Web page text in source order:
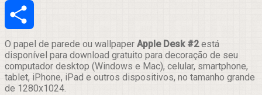
Email
Compartilhar
O papel de parede ou wallpaper Apple Desk #2está
disponível para download gratuito para decoração de seu
computador desktop (Windows e Mac), celular, smartphone,
tablet, iPhone, iPad e outros dispositivos, no tamanho grande
de 1280x1024.